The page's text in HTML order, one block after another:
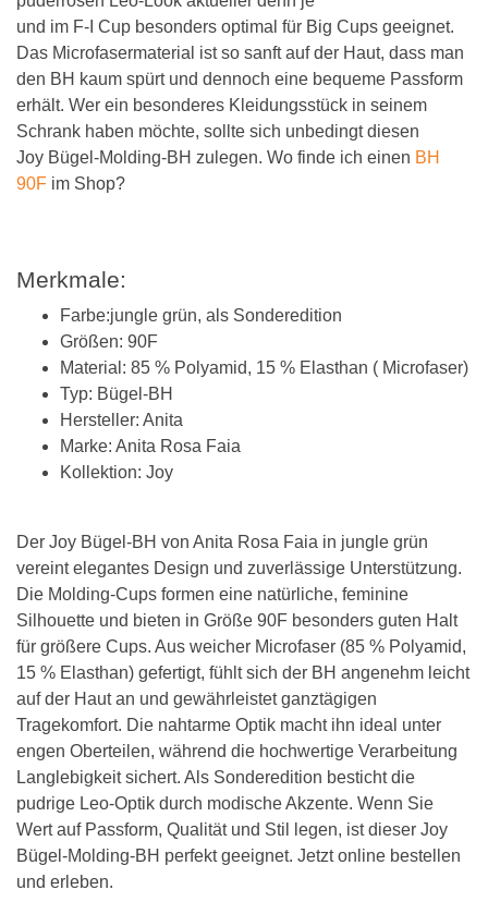
und im F-I Cup besonders optimal für Big Cups geeignet.
Das Microfasermaterial ist so sanft auf der Haut, dass man
den BH kaum spürt und dennoch eine bequeme Passform
erhält. Wer ein besonderes Kleidungsstück in seinem
Schrank haben möchte, sollte sich unbedingt diesen
Joy Bügel-Molding-BH zulegen. Wo finde ich einen BH
90F im Shop?
Merkmale:
Farbe:jungle grün, als Sonderedition
Größen: 90F
Material: 85 % Polyamid, 15 % Elasthan ( Microfaser)
Typ: Bügel-BH
Hersteller: Anita
Marke: Anita Rosa Faia
Kollektion: Joy
Der Joy Bügel-BH von Anita Rosa Faia in jungle grün
vereint elegantes Design und zuverlässige Unterstützung.
Die Molding-Cups formen eine natürliche, feminine
Silhouette und bieten in Größe 90F besonders guten Halt
für größere Cups. Aus weicher Microfaser (85 % Polyamid,
15 % Elasthan) gefertigt, fühlt sich der BH angenehm leicht
auf der Haut an und gewährleistet ganztägigen
Tragekomfort. Die nahtarme Optik macht ihn ideal unter
engen Oberteilen, während die hochwertige Verarbeitung
Langlebigkeit sichert. Als Sonderedition besticht die
pudrige Leo-Optik durch modische Akzente. Wenn Sie
Wert auf Passform, Qualität und Stil legen, ist dieser Joy
Bügel-Molding-BH perfekt geeignet. Jetzt online bestellen
und erleben.